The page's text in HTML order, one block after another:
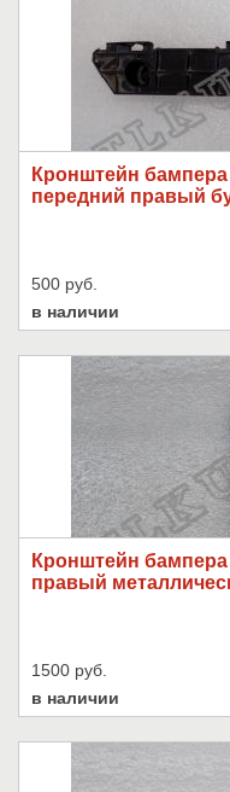
Кронштейн
передний правый
500 руб.
в наличии
Кронштейн
правый
1500 руб.
в наличии